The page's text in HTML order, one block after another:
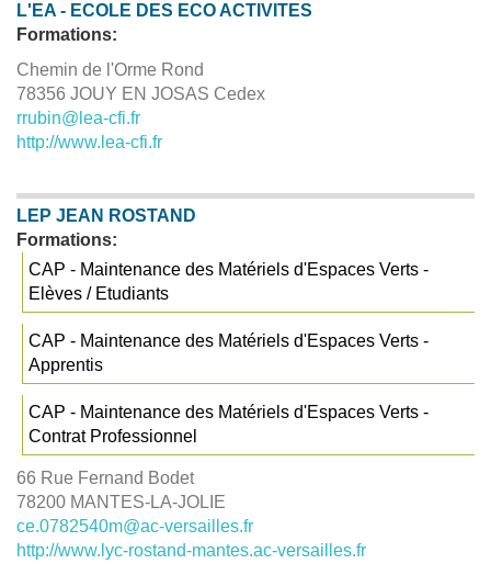
L'EA - ECOLE DES ECO ACTIVITES
Formations:
Chemin de l'Orme Rond
78356 JOUY EN JOSAS Cedex
rrubin@lea-cfi.fr
http://www.lea-cfi.fr
LEP JEAN ROSTAND
Formations:
CAP - Maintenance des Matériels d'Espaces Verts -
Elèves / Etudiants
CAP - Maintenance des Matériels d'Espaces Verts -
Apprentis
CAP - Maintenance des Matériels d'Espaces Verts -
Contrat Professionnel
66 Rue Fernand Bodet
78200 MANTES-LA-JOLIE
ce.0782540m@ac-versailles.fr
http://www.lyc-rostand-mantes.ac-versailles.fr